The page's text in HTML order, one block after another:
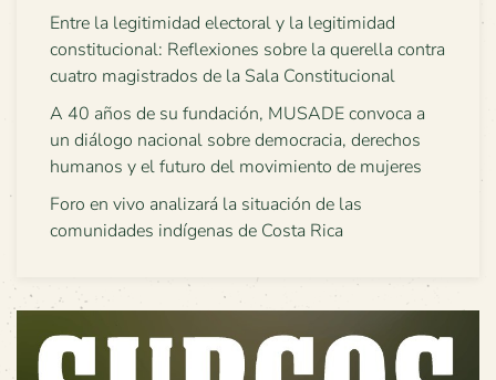
Entre la legitimidad electoral y la legitimidad
constitucional: Reflexiones sobre la querella contra
cuatro magistrados de la Sala Constitucional
A 40 años de su fundación, MUSADE convoca a
un diálogo nacional sobre democracia, derechos
humanos y el futuro del movimiento de mujeres
Foro en vivo analizará la situación de las
comunidades indígenas de Costa Rica